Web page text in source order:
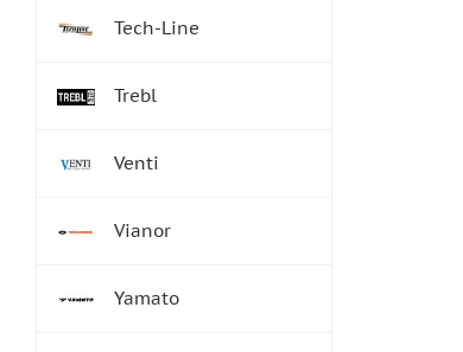
Tech-Line
Trebl
Venti
Vianor
Yamato